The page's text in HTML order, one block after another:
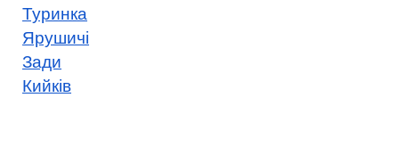
Туринка
Ярушичі
Зади
Кийків